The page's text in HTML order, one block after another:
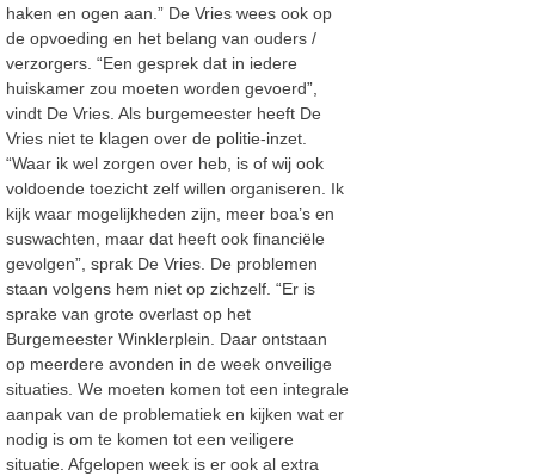
haken en ogen aan.” De Vries wees ook op
de opvoeding en het belang van ouders /
verzorgers. “Een gesprek dat in iedere
huiskamer zou moeten worden gevoerd”,
vindt De Vries. Als burgemeester heeft De
Vries niet te klagen over de politie-inzet.
“Waar ik wel zorgen over heb, is of wij ook
voldoende toezicht zelf willen organiseren. Ik
kijk waar mogelijkheden zijn, meer boa’s en
suswachten, maar dat heeft ook financiële
gevolgen”, sprak De Vries. De problemen
staan volgens hem niet op zichzelf. “Er is
sprake van grote overlast op het
Burgemeester Winklerplein. Daar ontstaan
op meerdere avonden in de week onveilige
situaties. We moeten komen tot een integrale
aanpak van de problematiek en kijken wat er
nodig is om te komen tot een veiligere
situatie. Afgelopen week is er ook al extra